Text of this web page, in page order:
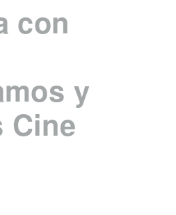
con
y
Cine